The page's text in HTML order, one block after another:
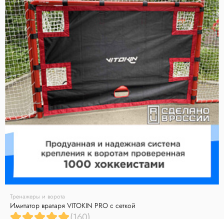
Тренажеры и ворота
Имитатор вратаря VITOKIN PRO с сеткой